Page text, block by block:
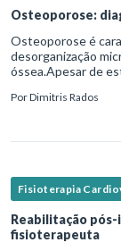
Osteoporose:
Osteoporose é
desorganização
óssea.Apesar de
patofisiológico, e
PorDimitris Rados
Fisioterapia
Reabilitação
fisioterapeuta